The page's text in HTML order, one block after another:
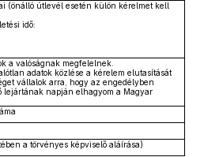
(önálló útlevél esetén külön kérelmet kell
idő:
a valóságnak megfelelnek.
adatok közlése a kérelem elutasítását
vállalok arra, hogy az engedélyben
lejártának napján elhagyom a Magyar
a törvényes képviselő aláírása)